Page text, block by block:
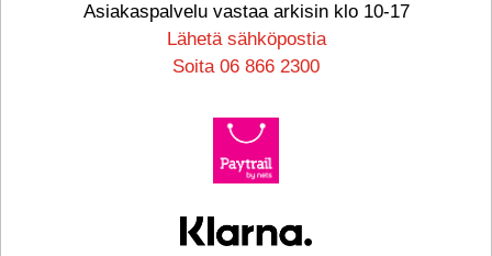
Asiakaspalvelu vastaa arkisin klo 10-17
Lähetä sähköpostia
Soita 06 866 2300